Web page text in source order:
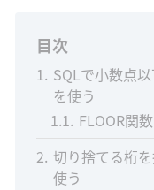
目次
1 SQLで小数点
を使う
1.1 FLOOR関
2 切り捨てる桁
使う